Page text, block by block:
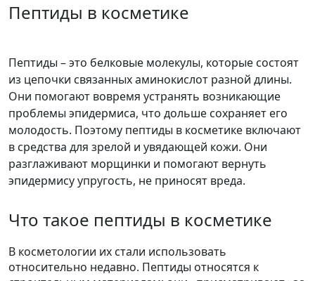
Пептиды в косметике
Пептиды – это белковые молекулы, которые состоят
из цепочки связанных аминокислот разной длины.
Они помогают вовремя устранять возникающие
проблемы эпидермиса, что дольше сохраняет его
молодость. Поэтому пептиды в косметике включают
в средства для зрелой и увядающей кожи. Они
разглаживают морщинки и помогают вернуть
эпидермису упругость, не приносят вреда.
Что такое пептиды в косметике
В косметологии их стали использовать
относительно недавно. Пептиды относятся к